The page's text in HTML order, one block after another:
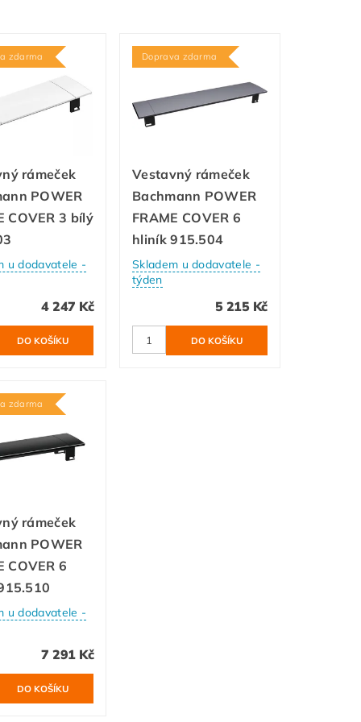
zdarma
rámeček
POWER
COVER 3 bílý
u dodavatele -
4 247 Kč
Doprava zdarma
Vestavný rámeček
Bachmann POWER
FRAME COVER 6
hliník 915.504
Skladem u dodavatele -
týden
5 215 Kč
zdarma
rámeček
POWER
COVER 6
u dodavatele -
7 291 Kč